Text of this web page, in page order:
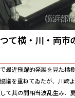
て横・川・両市
最近飛躍的発展を見た橘
議を重ねてゐたが、川崎
て其の間相当波乱生み、